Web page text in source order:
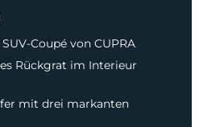
Coupé von CUPRA
Rückgrat im Interieur
mit drei markanten